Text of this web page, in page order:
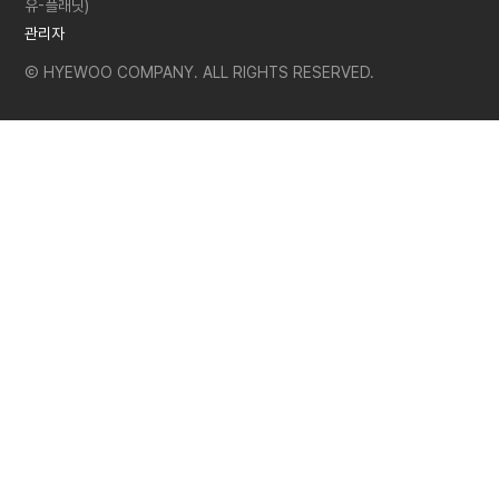
유-플래닛)
관리자
Ⓒ HYEWOO COMPANY. ALL RIGHTS RESERVED.